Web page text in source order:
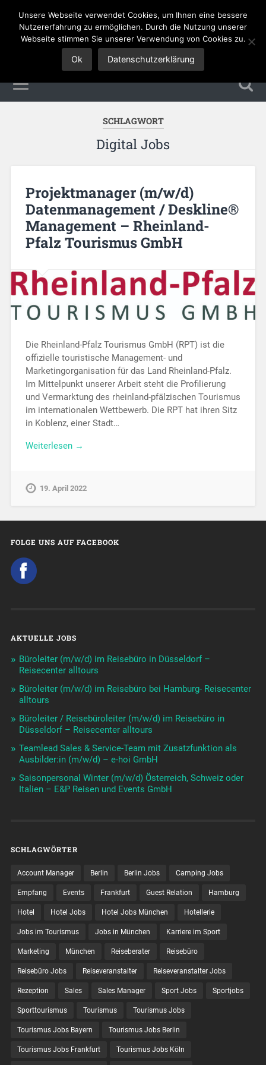
Tourismus Jobs
SCHLAGWORT
Digital Jobs
Projektmanager (m/w/d)
Datenmanagement / Deskline®
Management – Rheinland-
Pfalz Tourismus GmbH
Die Rheinland-Pfalz Tourismus GmbH (RPT) ist die
offizielle touristische Management- und
Marketingorganisation für das Land Rheinland-Pfalz.
Im Mittelpunkt unserer Arbeit steht die Profilierung
und Vermarktung des rheinland-pfälzischen Tourismus
im internationalen Wettbewerb. Die RPT hat ihren Sitz
in Koblenz, einer Stadt…
Weiterlesen →
19. April 2022
FOLGE UNS AUF FACEBOOK
AKTUELLE JOBS
Büroleiter (m/w/d) im Reisebüro in Düsseldorf –
Reisecenter alltours
Büroleiter (m/w/d) im Reisebüro bei Hamburg- Reisecenter
alltours
Büroleiter / Reisebüroleiter (m/w/d) im Reisebüro in
Düsseldorf – Reisecenter alltours
Teamlead Sales & Service-Team mit Zusatzfunktion als
Ausbilder:in (m/w/d) – e-hoi GmbH
Saisonpersonal Winter (m/w/d) Österreich, Schweiz oder
Italien – E&P Reisen und Events GmbH
SCHLAGWÖRTER
Account Manager Berlin Berlin Jobs Camping Jobs
Empfang Events Frankfurt Guest Relation Hamburg
Hotel Hotel Jobs Hotel Jobs München Hotellerie
Jobs im Tourismus Jobs in München Karriere im Sport
Marketing München Reiseberater Reisebüro
Reisebüro Jobs Reiseveranstalter Reiseveranstalter Jobs
Rezeption Sales Sales Manager Sport Jobs Sportjobs
Sporttourismus Tourismus Tourismus Jobs
Tourismus Jobs Bayern Tourismus Jobs Berlin
Tourismus Jobs Frankfurt Tourismus Jobs Köln
Unsere Webseite verwendet Cookies, um Ihnen eine bessere
Nutzererfahrung zu ermöglichen. Durch die Nutzung unserer
Webseite stimmen Sie unserer Verwendung von Cookies zu.
Ok Datenschutzerklärung